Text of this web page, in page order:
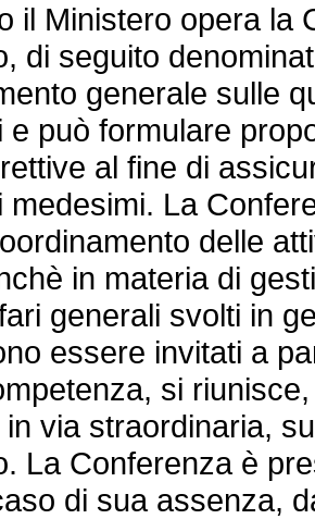
Ministero opera la
di seguito
generale sulle
e può formulare
al fine di
medesimi. La
delle
in materia di
generali svolti in
essere invitati a
si
via straordinaria,
La Conferenza è
di sua assenza,